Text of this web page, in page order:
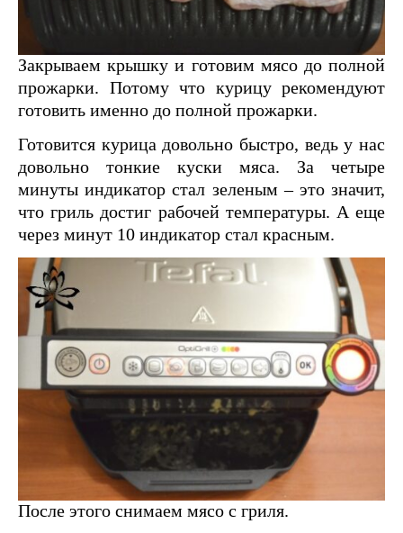
Закрываем крышку и готовим мясо до полной
прожарки. Потому что курицу рекомендуют
готовить именно до полной прожарки.
Готовится курица довольно быстро, ведь у нас
довольно тонкие куски мяса. За четыре
минуты индикатор стал зеленым – это значит,
что гриль достиг рабочей температуры. А еще
через минут 10 индикатор стал красным.
После этого снимаем мясо с гриля.